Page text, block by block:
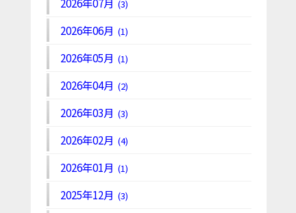
(3)
2026年06月 (1)
2026年05月 (1)
2026年04月 (2)
2026年03月 (3)
2026年02月 (4)
2026年01月 (1)
2025年12月 (3)